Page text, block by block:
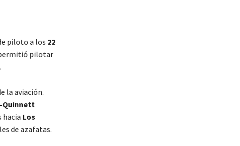
piloto a los 22
pilotar
la aviación.
Quinnett
hacia Los
de azafatas.